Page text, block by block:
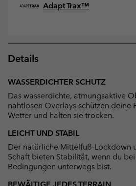
Adapt Trax™
Details
WASSERDICHTER SCHUTZ
Das wasserdichte, atmungsaktive
nahtlosen Overlays schützen deine
Wetter und halten sie trocken.
LEICHT UND STABIL
Der natürliche Mittelfuß-Lockdown
Schaft bieten Stabilität, wenn du
Bedingungen unterwegs bist.
BEWÄLTIGE JEDES TERRAIN